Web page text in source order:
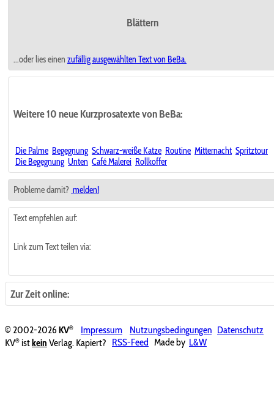
Blättern
...oder lies einen zufällig ausgewählten Text von BeBa.
Weitere 10 neue Kurzprosatexte von BeBa:
Die Palme Begegnung Schwarz-weiße Katze Routine Mitternacht Spritztour
Die Begegnung Unten Café Malerei Rollkoffer
Probleme damit? melden!
Text empfehlen auf:
Link zum Text teilen via:
Zur Zeit online:
© 2002-2026KV® Impressum Nutzungsbedingungen Datenschutz
KV® istkein Verlag. Kapiert? RSS-Feed Made by L&W